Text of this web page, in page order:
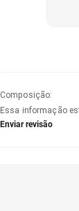
Composição:
Essa informação
Enviar revisão